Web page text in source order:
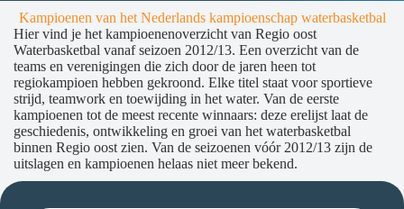
Kampioenen van het Nederlands kampioenschap waterbasketbal
Hier vind je het kampioenenoverzicht van Regio oost
Waterbasketbal vanaf seizoen 2012/13. Een overzicht van de
teams en verenigingen die zich door de jaren heen tot
regiokampioen hebben gekroond. Elke titel staat voor sportieve
strijd, teamwork en toewijding in het water. Van de eerste
kampioenen tot de meest recente winnaars: deze erelijst laat de
geschiedenis, ontwikkeling en groei van het waterbasketbal
binnen Regio oost zien. Van de seizoenen vóór 2012/13 zijn de
uitslagen en kampioenen helaas niet meer bekend.